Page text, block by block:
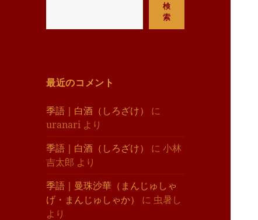
検
索
最近のコメント
季語｜白酒（しろざけ）
に
uranari より
季語｜白酒（しろざけ）
に小林
吉太郎 より
季語｜曼珠沙華（まんじゅしゃ
げ・まんじゅしゃか）
に 虫暑し
より